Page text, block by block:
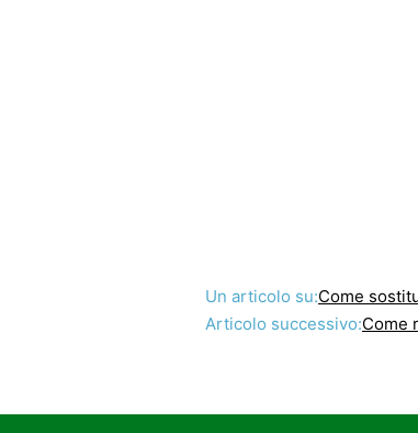
Un articolo su:Come
Articolo successivo:Come